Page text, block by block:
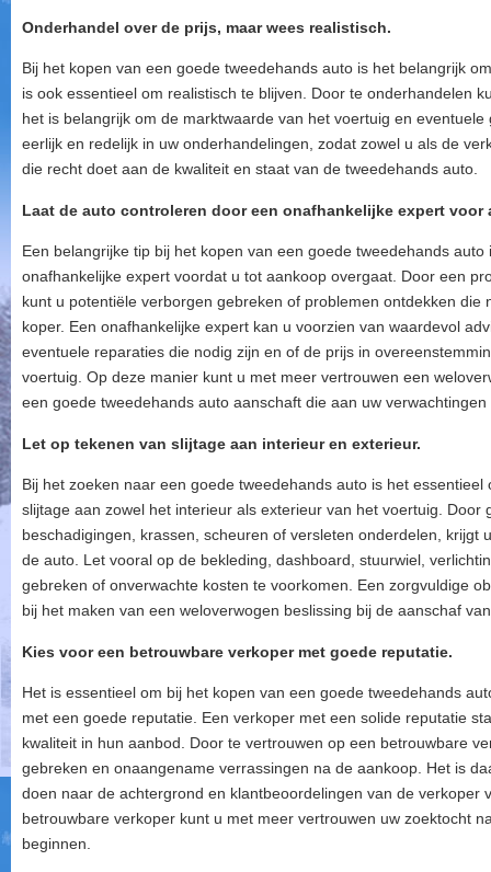
Onderhandel over de prijs, maar wees realistisch.
Bij het kopen van een goede tweedehands auto is het belangrijk
is ook essentieel om realistisch te blijven. Door te onderhandelen
het is belangrijk om de marktwaarde van het voertuig en
eerlijk en redelijk in uw onderhandelingen, zodat zowel u als de
die recht doet aan de kwaliteit en staat van de tweedehands auto.
Laat de auto controleren door een onafhankelijke expert voor
Een belangrijke tip bij het kopen van een goede tweedehands
onafhankelijke expert voordat u tot aankoop overgaat. Door een
kunt u potentiële verborgen gebreken of problemen ontdekken
koper. Een onafhankelijke expert kan u voorzien van waardevol
eventuele reparaties die nodig zijn en of de prijs in
voertuig. Op deze manier kunt u met meer vertrouwen een
een goede tweedehands auto aanschaft die aan uw verwachtingen
Let op tekenen van slijtage aan interieur en exterieur.
Bij het zoeken naar een goede tweedehands auto is het
slijtage aan zowel het interieur als exterieur van het voertuig. Door
beschadigingen, krassen, scheuren of versleten onderdelen, krijgt
de auto. Let vooral op de bekleding, dashboard, stuurwiel,
gebreken of onverwachte kosten te voorkomen. Een zorgvuldige
bij het maken van een weloverwogen beslissing bij de aanschaf
Kies voor een betrouwbare verkoper met goede reputatie.
Het is essentieel om bij het kopen van een goede tweedehands
met een goede reputatie. Een verkoper met een solide reputatie
kwaliteit in hun aanbod. Door te vertrouwen op een betrouwbare
gebreken en onaangename verrassingen na de aankoop. Het is
doen naar de achtergrond en klantbeoordelingen van de verkoper
betrouwbare verkoper kunt u met meer vertrouwen uw zoektocht
beginnen.